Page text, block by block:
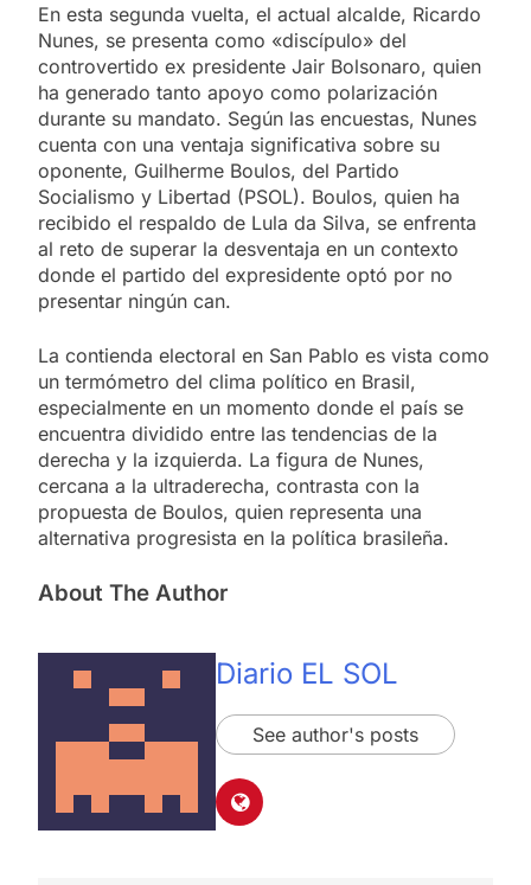
En esta segunda vuelta, el actual alcalde, Ricardo
Nunes, se presenta como «discípulo» del
controvertido ex presidente Jair Bolsonaro, quien
ha generado tanto apoyo como polarización
durante su mandato. Según las encuestas, Nunes
cuenta con una ventaja significativa sobre su
oponente, Guilherme Boulos, del Partido
Socialismo y Libertad (PSOL). Boulos, quien ha
recibido el respaldo de Lula da Silva, se enfrenta
al reto de superar la desventaja en un contexto
donde el partido del expresidente optó por no
presentar ningún can.
La contienda electoral en San Pablo es vista como
un termómetro del clima político en Brasil,
especialmente en un momento donde el país se
encuentra dividido entre las tendencias de la
derecha y la izquierda. La figura de Nunes,
cercana a la ultraderecha, contrasta con la
propuesta de Boulos, quien representa una
alternativa progresista en la política brasileña.
About The Author
Diario EL SOL
See author's posts